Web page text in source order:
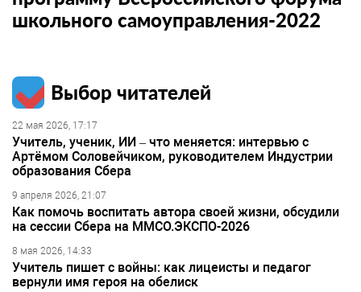
школьного самоуправления-2022
Выбор читателей
22 мая 2026, 17:17
Учитель, ученик, ИИ – что меняется: интервью с
Артёмом Соловейчиком, руководителем Индустрии
образования Сбера
9 апреля 2026, 21:07
Как помочь воспитать автора своей жизни, обсудили
на сессии Сбера на ММСО.ЭКСПО-2026
8 мая 2026, 14:33
Учитель пишет с войны: как лицеисты и педагог
вернули имя героя на обелиск